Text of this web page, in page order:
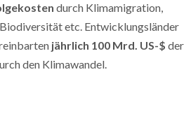
durch Klimamigration,
etc. Entwicklungsländer
jährlich 100 Mrd. US-$ der
den Klimawandel.